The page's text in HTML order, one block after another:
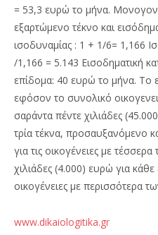
= 53,3 ευρώ το μήνα.
εξαρτώμενο τέκνο και
ισοδυναμίας : 1 + 1/6= 1,166
/1,166 = 5.143 Εισοδηματική
επίδομα: 40 ευρώ το μήνα. Το
εφόσον το συνολικό
σαράντα πέντε χιλιάδες
τρία τέκνα, προσαυξανόμενο
για τις οικογένειες με τέσσερα
χιλιάδες (4.000) ευρώ για κάθε
οικογένειες με περισσότερα
www.dikaiologitika.gr